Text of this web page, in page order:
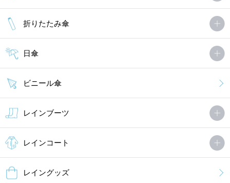
折りたたみ傘
日傘
ビニール傘
レインブーツ
レインコート
レイングッズ